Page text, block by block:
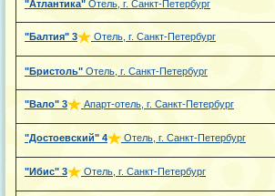
"Атлантика" Отель, г. Санкт-Петербург
"Балтия" 3 Отель, г. Санкт-Петербург
"Бристоль" Отель, г. Санкт-Петербург
"Вало" 3 Апарт-отель, г. Санкт-Петербург
"Достоевский" 4 Отель, г. Санкт-Петербург
"Ибис" 3 Отель, г. Санкт-Петербург